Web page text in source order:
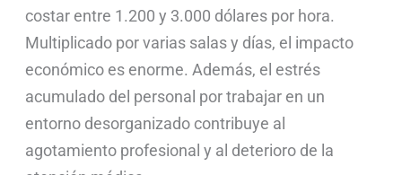
costar entre 1.200 y 3.000 dólares por hora.
Multiplicado por varias salas y días, el impacto
económico es enorme. Además, el estrés
acumulado del personal por trabajar en un
entorno desorganizado contribuye al
agotamiento profesional y al deterioro de la